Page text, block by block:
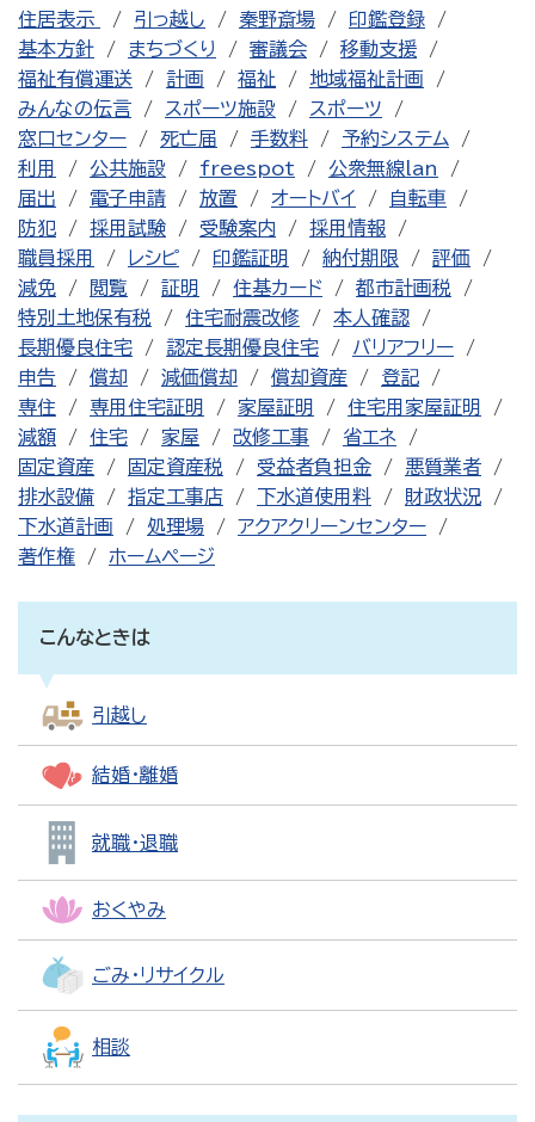
住居表示
引っ越し 秦野斎場
印鑑登録
基本方針
まちづくり 審議会
移動支援
福祉有償運送
計画 福祉
地域福祉計画
みんなの伝言
スポーツ施設
スポーツ
窓口センター
死亡届 手数料
予約システム
利用
公共施設 freespot
公衆無線lan
届出
電子申請 放置 オートバイ
自転車
防犯
採用試験 受験案内
採用情報
職員採用
レシピ 印鑑証明 納付期限
評価
減免
閲覧 証明 住基カード
都市計画税
特別土地保有税
住宅耐震改修
本人確認
長期優良住宅
認定長期優良住宅
バリアフリー
申告
償却 減価償却 償却資産
登記
専住
専用住宅証明 家屋証明
住宅用家屋証明
減額
住宅 家屋 改修工事
省エネ
固定資産
固定資産税 受益者負担金
悪質業者
排水設備
指定工事店 下水道使用料
財政状況
下水道計画
処理場
アクアクリーンセンター
著作権
ホームページ
こんなときは
引越し
結婚・離婚
就職・退職
おくやみ
ごみ・リサイクル
相談